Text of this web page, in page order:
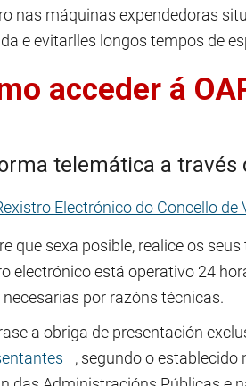
nas máquinas expendedoras
e evitarlles longos tempos de
acceder á
telemática a través
Electrónico do Concello de
que sexa posible, realice os
electrónico está operativo 24
necesarias por razóns técnicas.
a obriga de presentación
, segundo o